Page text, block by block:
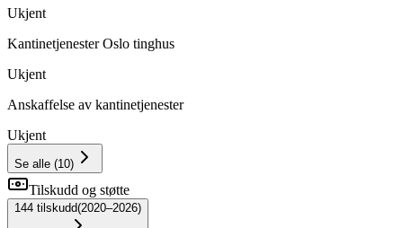
Ukjent
Kantinetjenester Oslo tinghus
Ukjent
Anskaffelse av kantinetjenester
Ukjent
Se alle (10)
Tilskudd og støtte
144 tilskudd(2020–2026)